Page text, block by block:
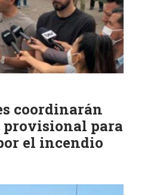
coordinarán
provisional para
el incendio